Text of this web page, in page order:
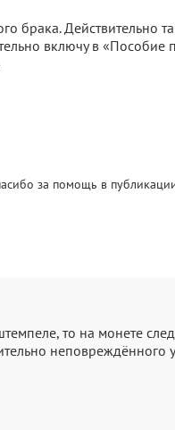
брака. Действительно
включу в «Пособие
за помощь в
то на монете
неповреждённого